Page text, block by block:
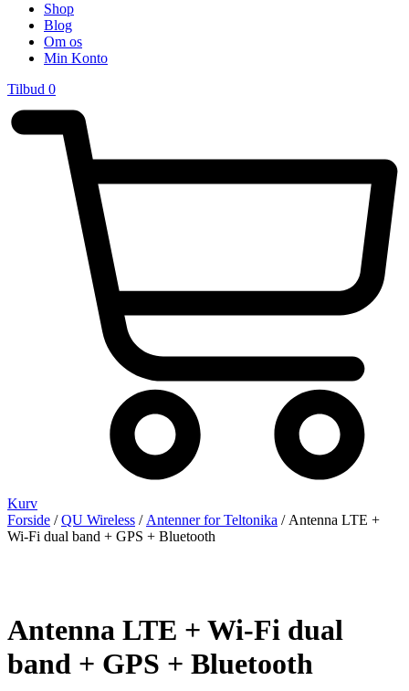
Shop
Blog
Om os
Min Konto
Tilbud 0
Kurv
Forside /QU Wireless / Antenner for Teltonika / Antenna LTE +
Wi-Fi dual band + GPS + Bluetooth
Antenna LTE + Wi-Fi dual
band + GPS + Bluetooth